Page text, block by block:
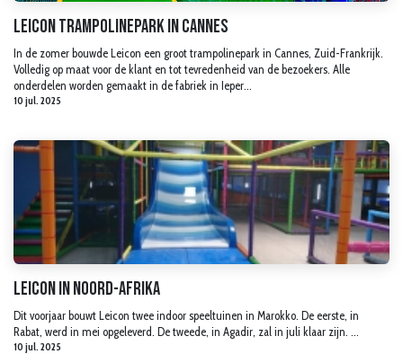
Leicon trampolinepark in Cannes
In de zomer bouwde Leicon een groot trampolinepark in Cannes, Zuid-Frankrijk.
Volledig op maat voor de klant en tot tevredenheid van de bezoekers. Alle
onderdelen worden gemaakt in de fabriek in Ieper...
10 jul. 2025
Leicon in Noord-Afrika
Dit voorjaar bouwt Leicon twee indoor speeltuinen in Marokko. De eerste, in
Rabat, werd in mei opgeleverd. De tweede, in Agadir, zal in juli klaar zijn. ​...
10 jul. 2025